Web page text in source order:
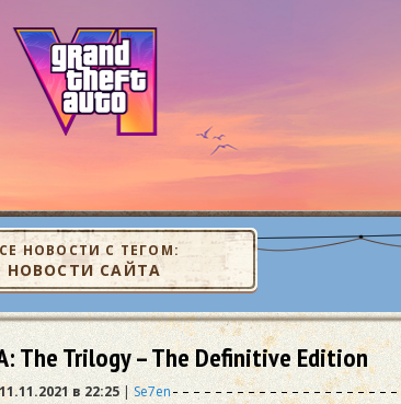
НОВОСТИ С ТЕГОМ:
НОВОСТИ САЙТА
The Trilogy – The Definitive Edition
11.11.2021 в 22:25| Se7en